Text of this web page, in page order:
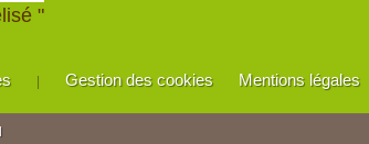
"
Gestion des cookies Mentions légales